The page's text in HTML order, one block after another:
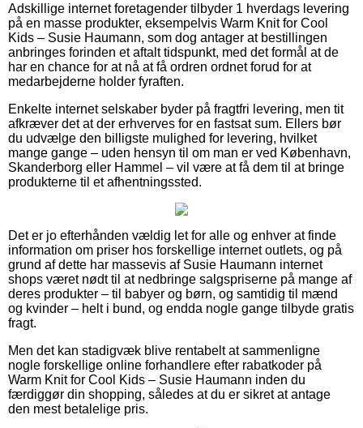
Adskillige internet foretagender tilbyder 1 hverdags levering
på en masse produkter, eksempelvis Warm Knit for Cool
Kids – Susie Haumann, som dog antager at bestillingen
anbringes forinden et aftalt tidspunkt, med det formål at de
har en chance for at nå at få ordren ordnet forud for at
medarbejderne holder fyraften.
Enkelte internet selskaber byder på fragtfri levering, men tit
afkræver det at der erhverves for en fastsat sum. Ellers bør
du udvælge den billigste mulighed for levering, hvilket
mange gange – uden hensyn til om man er ved København,
Skanderborg eller Hammel – vil være at få dem til at bringe
produkterne til et afhentningssted.
Det er jo efterhånden vældig let for alle og enhver at finde
information om priser hos forskellige internet outlets, og på
grund af dette har massevis af Susie Haumann internet
shops været nødt til at nedbringe salgspriserne på mange af
deres produkter – til babyer og børn, og samtidig til mænd
og kvinder – helt i bund, og endda nogle gange tilbyde gratis
fragt.
Men det kan stadigvæk blive rentabelt at sammenligne
nogle forskellige online forhandlere efter rabatkoder på
Warm Knit for Cool Kids – Susie Haumann inden du
færdiggør din shopping, således at du er sikret at antage
den mest betalelige pris.